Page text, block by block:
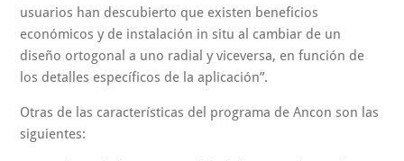
usuarios han descubierto que existen beneficios
económicos y de instalación in situ al cambiar de un
diseño ortogonal a uno radial y viceversa, en función de
los detalles específicos de la aplicación”.
Otras de las características del programa de Ancon son las
siguientes: